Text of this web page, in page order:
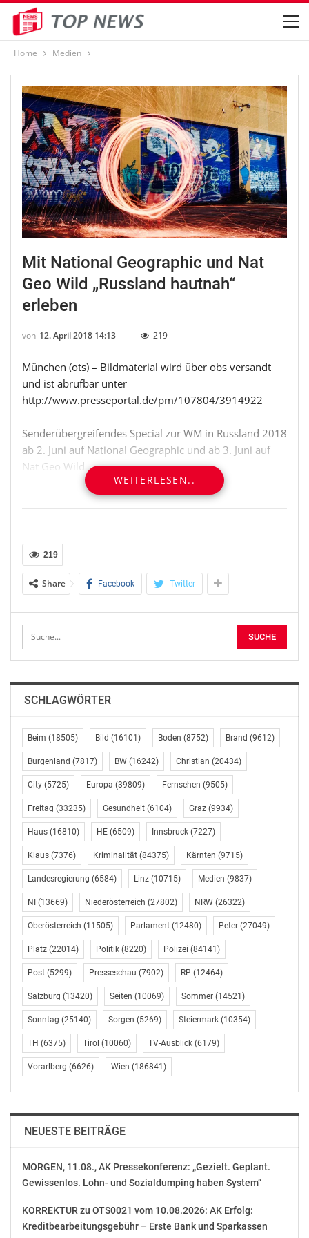
Home Medien
Mit National Geographic und Nat
Geo Wild „Russland hautnah“
erleben
von 12. April 2018 14:13 219
München (ots) – Bildmaterial wird über obs versandt
und ist abrufbar unter
http://www.presseportal.de/pm/107804/3914922
Senderübergreifendes Special zur WM in Russland 2018
ab 2. Juni auf National Geographic und ab 3. Juni auf
Nat Geo Wild
* Zahlreiche deutsche TV-Premieren im Juni zur
* Dokumentationen über die kulturelle, geschichtliche
und gesellschaftliche Seite Russlands auf National
Geographic
Mit einer Fläche von über 17 Millionen
Quadratkilometern beherbergt Russland eine Vielzahl
natürlicher Lebensräume, die sich über
unterschiedlichste Klimazonen erstrecken: von der
eisigen Kälte Sibiriens mit ihren unwirtlichen
Schwarzmeerküste. Das Land vereint Tundra und
Steppe, Gebirge, Vulkane, Wüsten, Seen, arktisches Eis
– und nicht zuletzt die ausgedehnten Waldflächen, die
rund 22 Prozent der weltweiten Baumbestände
ausmachen. National Geographic und Nat Geo Wild
widmen dem Riesenland im Rahmen der Fußball-
Weltmeisterschaft im Juni einen ganzen Themenmonat
mit zahlreichen deutschen TV-Premieren. Der
Startschuss fällt am 2. Juni auf National Geographic mit
„Russland im Fußballfieber“.
Die Dokumentation „Russland im Fußballfieber“ zeigt,
wie sich Russlands Völkervielfalt im Fußball
widerspiegelt. So wird in Sibirien mit Rentier-Leder
gekickt, während St. Petersburgs Jugend nach
technischer Vollkommenheit strebt. Und dann ist da
noch eine besondere Abwandlung: der Motorrad-
Fußball! „Russland im Fußballfieber“ am 2. Juni um
21.00 Uhr auf National Geographic.
Schon vor der Fußball-WM 2018 in Russland hat
National Geographic eine Lichtgestalt des Rasensports
in das flächenmäßig größte Land der Erde geschickt –
den walisischen Ex-Fußballprofi und Schauspieler
Vinnie Jones. In seiner eigenen Dokumentations-Serie
um am eigenen Leib zu erfahren, welches die härtesten
Jobs im Riesenreich sind. Das Best Of von „Vinnie Jones
Herausforderungen seiner Odyssee zusammen. „Vinnie
Jones – Russlands härteste Jobs – Best Of“ ab 30. Juni
WEITERLESEN..
219
Share Facebook Twitter
SCHLAGWÖRTER
Beim (18505) Bild (16101) Boden (8752) Brand (9612)
Burgenland (7817) BW (16242) Christian (20434)
City (5725) Europa (39809) Fernsehen (9505)
Freitag (33235) Gesundheit (6104) Graz (9934)
Haus (16810) HE (6509) Innsbruck (7227)
Klaus (7376) Kriminalität (84375) Kärnten (9715)
Landesregierung (6584) Linz (10715) Medien (9837)
NI (13669) Niederösterreich (27802) NRW (26322)
Oberösterreich (11505) Parlament (12480) Peter (27049)
Platz (22014) Politik (8220) Polizei (84141)
Post (5299) Presseschau (7902) RP (12464)
Salzburg (13420) Seiten (10069) Sommer (14521)
Sonntag (25140) Sorgen (5269) Steiermark (10354)
TH (6375) Tirol (10060) TV-Ausblick (6179)
Vorarlberg (6626) Wien (186841)
NEUESTE BEITRÄGE
MORGEN, 11.08., AK Pressekonferenz: „Gezielt. Geplant.
Gewissenlos. Lohn- und Sozialdumping haben System“
KORREKTUR zu OTS0021 vom 10.08.2026: AK Erfolg:
Kreditbearbeitungsgebühr – Erste Bank und Sparkassen